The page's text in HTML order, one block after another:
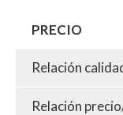
PRECIO
Relación
Relación